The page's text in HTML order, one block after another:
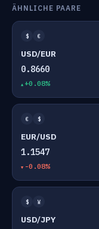
ÄHNLICHE PAARE
$ €
USD/EUR
0.8660
+0.08%
€ $
EUR/USD
1.1547
-0.08%
$ ¥
USD/JPY